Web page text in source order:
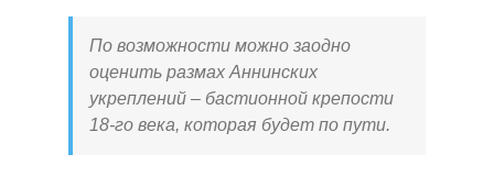
По возможности можно заодно
оценить размах Аннинских
укреплений – бастионной крепости
18-го века, которая будет по пути.